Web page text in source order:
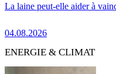
La laine peut-elle aider à
04.08.2026
ENERGIE & CLIMAT